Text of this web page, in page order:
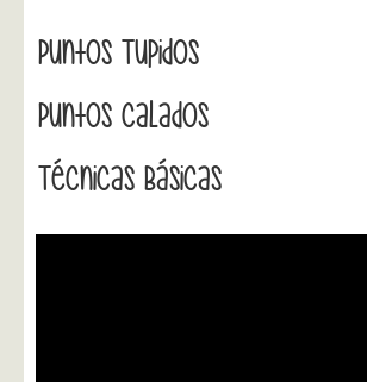
Puntos Tupidos
Puntos Calados
Técnicas Básicas